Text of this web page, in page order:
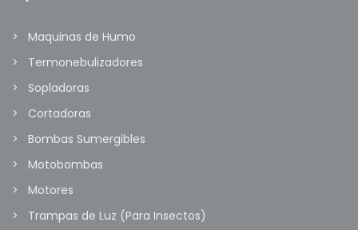
Maquinas de Humo
Termonebulizadores
Sopladoras
Cortadoras
Bombas Sumergibles
Motobombas
Motores
Trampas de Luz (Para Insectos)